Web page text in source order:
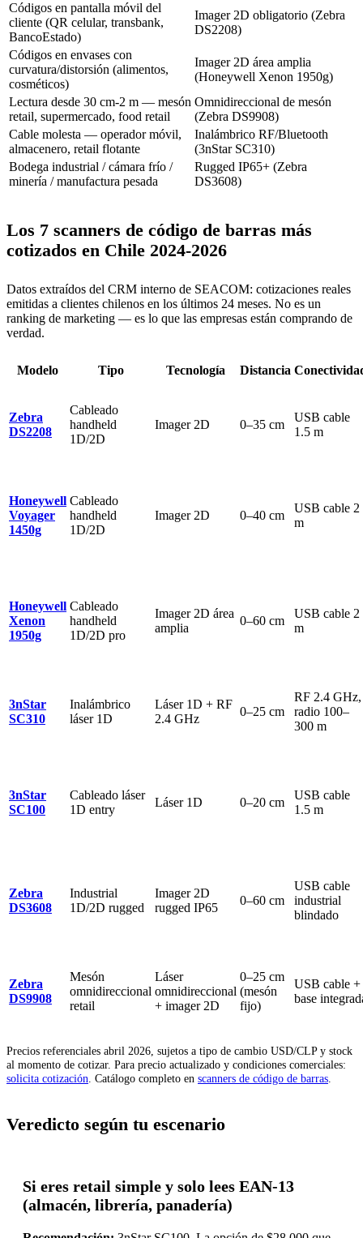
Códigos en pantalla móvil del
cliente (QR celular, transbank,
BancoEstado)
Imager 2D obligatorio (Zebra
DS2208)
Códigos en envases con
curvatura/distorsión (alimentos,
cosméticos)
Imager 2D área amplia
(Honeywell Xenon 1950g)
Lectura desde 30 cm-2 m — mesón
retail, supermercado, food retail
Omnidireccional de mesón
(Zebra DS9908)
Cable molesta — operador móvil,
almacenero, retail flotante
Inalámbrico RF/Bluetooth
(3nStar SC310)
Bodega industrial / cámara frío /
minería / manufactura pesada
Rugged IP65+ (Zebra
DS3608)
Los 7 scanners de código de barras más
cotizados en Chile 2024-2026
Datos extraídos del CRM interno de SEACOM: cotizaciones reales
emitidas a clientes chilenos en los últimos 24 meses. No es un
ranking de marketing — es lo que las empresas están comprando de
verdad.
Modelo Tipo Tecnología Distancia
Zebra
DS2208
Cableado
handheld
1D/2D
Imager 2D 0–35 cm
USB cable
1.5 m
Honeywell
Voyager
1450g
Cableado
handheld
1D/2D
Imager 2D 0–40 cm
USB cable 2
m
Honeywell
Xenon
1950g
Cableado
handheld
1D/2D pro
Imager 2D área
amplia
0–60 cm
USB cable 2
m
3nStar
SC310
Inalámbrico
láser 1D
Láser 1D + RF
2.4 GHz
0–25 cm
RF 2.4 GHz,
radio 100–
300 m
3nStar
SC100
Cableado láser
1D entry
Láser 1D 0–20 cm
USB cable
1.5 m
Zebra
DS3608
Industrial
1D/2D rugged
Imager 2D
rugged IP65
0–60 cm
USB cable
industrial
blindado
Zebra
DS9908
Mesón
omnidireccional
retail
Láser
omnidireccional
+ imager 2D
0–25 cm
(mesón
fijo)
USB cable +
base
Precios referenciales abril 2026, sujetos a tipo de cambio USD/CLP y stock
al momento de cotizar. Para precio actualizado y condiciones comerciales:
solicita cotización . Catálogo completo en scanners de código de barras
Veredicto según tu escenario
Si eres retail simple y solo lees EAN-13
(almacén, librería, panadería)